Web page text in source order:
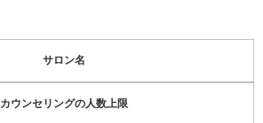
サロン名
カウンセリングの人数上限